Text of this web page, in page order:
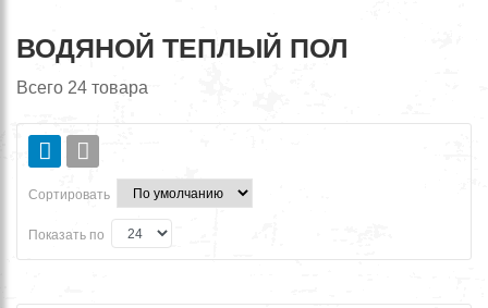
ВОДЯНОЙ ТЕПЛЫЙ ПОЛ
Всего 24 товара
Сортировать
Показать по